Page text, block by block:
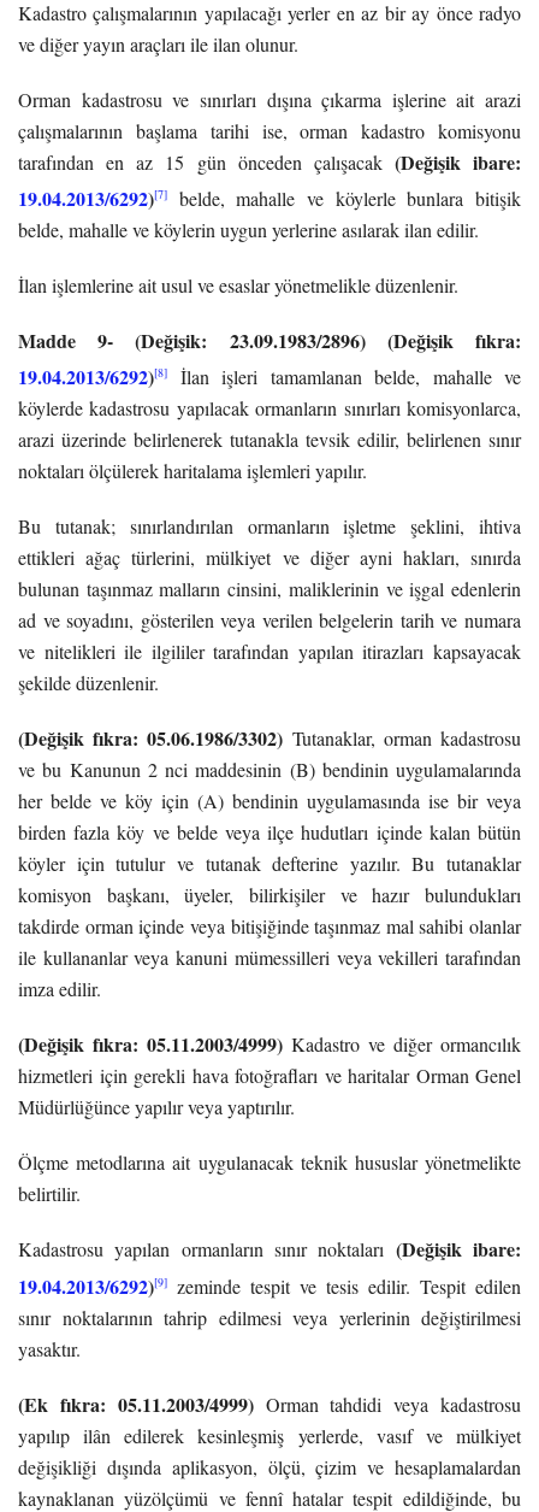
Kadastro çalışmalarının yapılacağı yerler en az bir ay önce radyo
ve diğer yayın araçları ile ilan olunur.
Orman kadastrosu ve sınırları dışına çıkarma işlerine ait arazi
çalışmalarının başlama tarihi ise, orman kadastro komisyonu
tarafından en az 15 gün önceden çalışacak (Değişik ibare:
19.04.2013/6292)[7]
belde, mahalle ve köylerle bunlara bitişik
belde, mahalle ve köylerin uygun yerlerine asılarak ilan edilir.
İlan işlemlerine ait usul ve esaslar yönetmelikle düzenlenir.
Madde 9- (Değişik: 23.09.1983/2896)
(Değişik fıkra:
19.04.2013/6292)[8]
İlan işleri tamamlanan belde, mahalle ve
köylerde kadastrosu yapılacak ormanların sınırları komisyonlarca,
arazi üzerinde belirlenerek tutanakla tevsik edilir, belirlenen sınır
noktaları ölçülerek haritalama işlemleri yapılır.
Bu tutanak; sınırlandırılan ormanların işletme şeklini, ihtiva
ettikleri ağaç türlerini, mülkiyet ve diğer ayni hakları, sınırda
bulunan taşınmaz malların cinsini, maliklerinin ve işgal edenlerin
ad ve soyadını, gösterilen veya verilen belgelerin tarih ve numara
ve nitelikleri ile ilgililer tarafından yapılan itirazları kapsayacak
şekilde düzenlenir.
(Değişik fıkra: 05.06.1986/3302) Tutanaklar, orman kadastrosu
ve bu Kanunun 2 nci maddesinin (B) bendinin uygulamalarında
her belde ve köy için (A) bendinin uygulamasında ise bir veya
birden fazla köy ve belde veya ilçe hudutları içinde kalan bütün
köyler için tutulur ve tutanak defterine yazılır. Bu tutanaklar
komisyon başkanı, üyeler, bilirkişiler ve hazır bulundukları
takdirde orman içinde veya bitişiğinde taşınmaz mal sahibi olanlar
ile kullananlar veya kanuni mümessilleri veya vekilleri tarafından
imza edilir.
(Değişik fıkra: 05.11.2003/4999) Kadastro ve diğer ormancılık
hizmetleri için gerekli hava fotoğrafları ve haritalar Orman Genel
Müdürlüğünce yapılır veya yaptırılır.
Ölçme metodlarına ait uygulanacak teknik hususlar yönetmelikte
belirtilir.
Kadastrosu yapılan ormanların sınır noktaları (Değişik ibare:
19.04.2013/6292)[9] zeminde tespit ve tesis edilir. Tespit edilen
sınır noktalarının tahrip edilmesi veya yerlerinin değiştirilmesi
yasaktır.
(Ek fıkra: 05.11.2003/4999)Orman tahdidi veya kadastrosu
yapılıp ilân edilerek kesinleşmiş yerlerde, vasıf ve mülkiyet
değişikliği dışında aplikasyon, ölçü, çizim ve hesaplamalardan
kaynaklanan yüzölçümü ve fennî hatalar tespit edildiğinde, bu